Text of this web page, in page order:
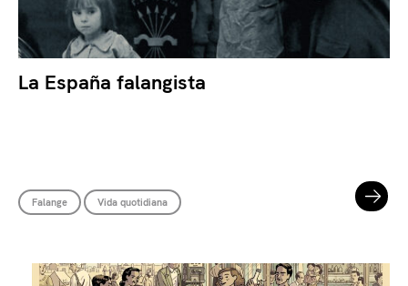
La España falangista
Falange Vida quotidiana